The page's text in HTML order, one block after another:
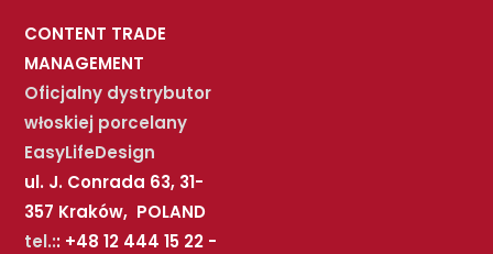
CONTENT TRADE
MANAGEMENT
Oficjalny dystrybutor
włoskiej porcelany
EasyLifeDesign
ul. J. Conrada 63, 31-
357 Kraków, POLAND
tel.:: +48 12 444 15 22 -